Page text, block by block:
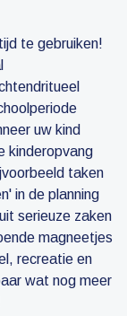
te gebruiken!
uw kind
kinderopvang
taken
in de planning
serieuze zaken
magneetjes
recreatie en
wat nog meer